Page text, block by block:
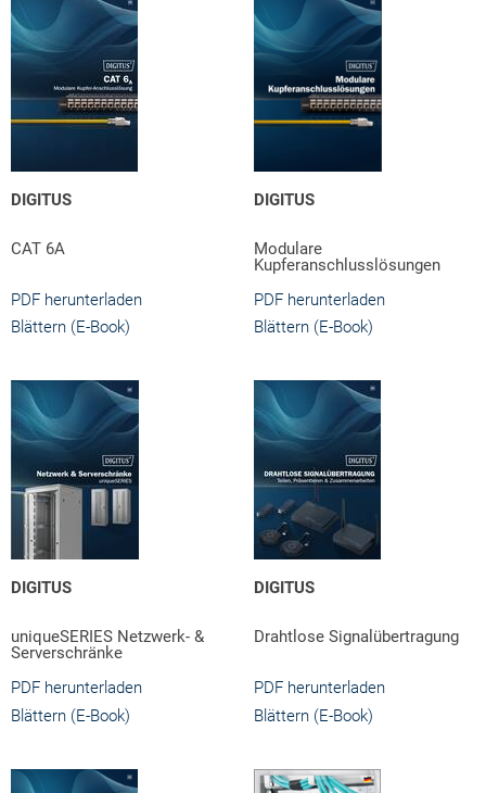
DIGITUS
CAT 6A
PDF herunterladen
Blättern (E-Book)
DIGITUS
Modulare
Kupferanschlusslösungen
PDF herunterladen
Blättern (E-Book)
DIGITUS
uniqueSERIES Netzwerk- &
Serverschränke
PDF herunterladen
Blättern (E-Book)
DIGITUS
Drahtlose Signalübertragung
PDF herunterladen
Blättern (E-Book)